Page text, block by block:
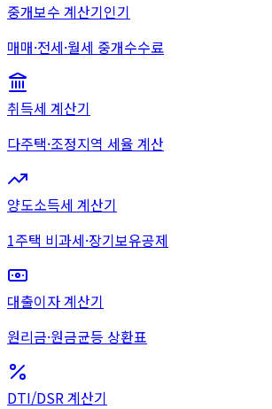
중개보수 계산기인기
매매·전세·월세 중개수수료
취득세 계산기
다주택·조정지역 세율 계산
양도소득세 계산기
1주택 비과세·장기보유공제
대출이자 계산기
원리금·원금균등 상환표
DTI/DSR 계산기